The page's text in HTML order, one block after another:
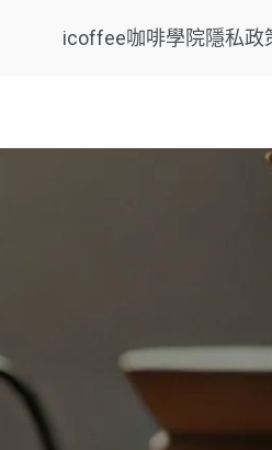
icoffee咖啡學院隱私政